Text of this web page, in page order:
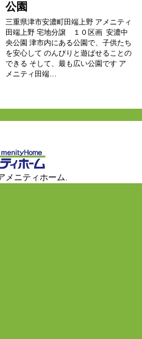
公園
三重県津市安濃町田端上野 アメニティ
田端上野 宅地分譲 １０区画 安濃中
央公園 津市内にある公園で、子供たち
を安心して のんびりと遊ばせることの
できる そして、最も広い公園です ア
メニティ田端…
ニティホーム.